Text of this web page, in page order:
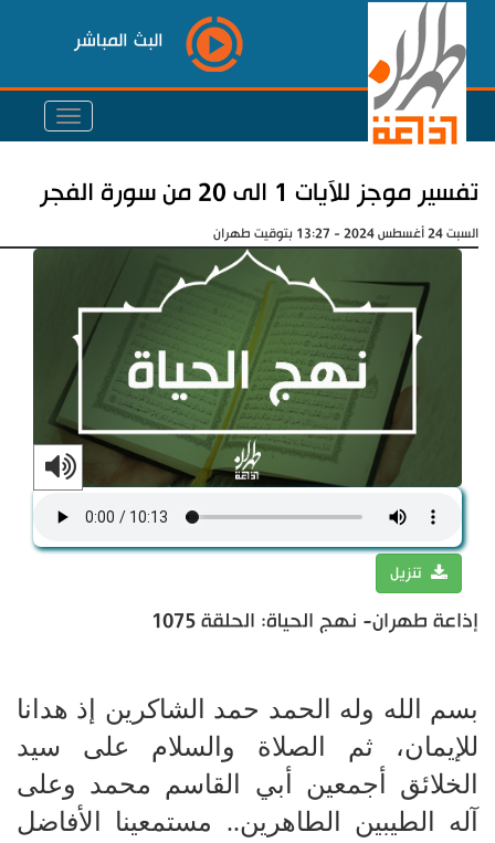
البث المباشر
تفسير موجز للآيات 1 الى 20 من سورة الفجر
السبت 24 أغسطس 2024 - 13:27 بتوقيت طهران
تنزيل
إذاعة طهران- نهج الحياة: الحلقة 1075
بسم الله وله الحمد حمد الشاكرين إذ هدانا
للإيمان، ثم الصلاة والسلام على سيد
الخلائق أجمعين أبي القاسم محمد وعلى
آله الطيبين الطاهرين.. مستمعينا الأفاضل